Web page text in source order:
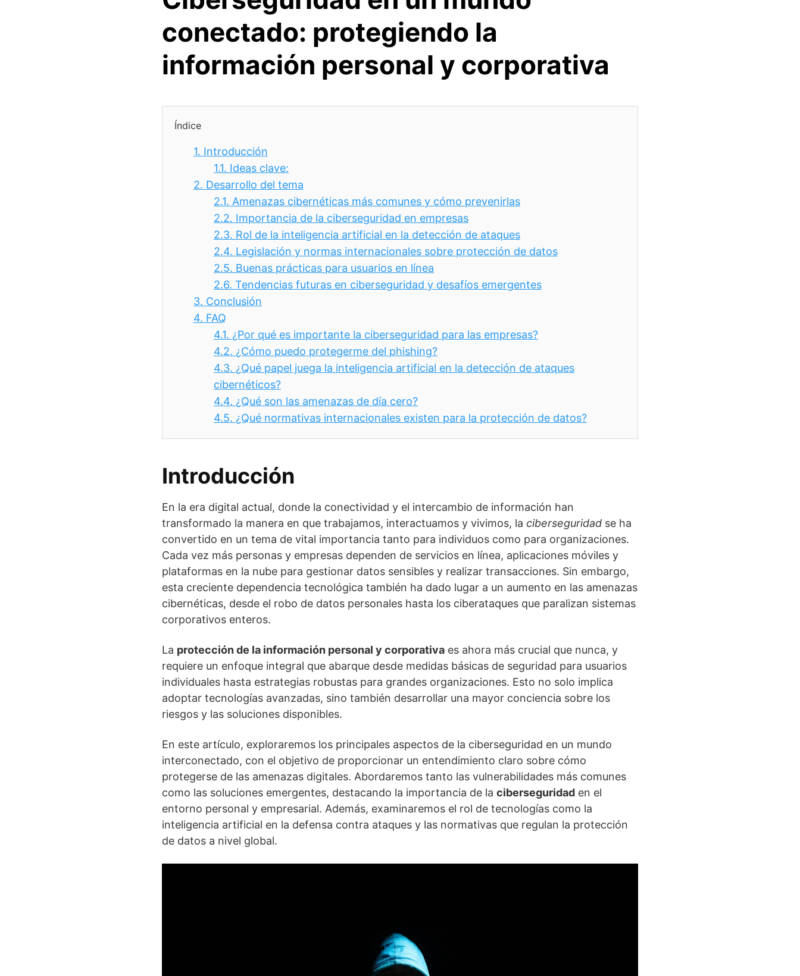
conectado: protegiendo la
información personal y corporativa
Índice
1. Introducción
1.1. Ideas clave:
2. Desarrollo del tema
2.1. Amenazas cibernéticas más comunes y cómo prevenirlas
2.2. Importancia de la ciberseguridad en empresas
2.3. Rol de la inteligencia artificial en la detección de ataques
2.4. Legislación y normas internacionales sobre protección de datos
2.5. Buenas prácticas para usuarios en línea
2.6. Tendencias futuras en ciberseguridad y desafíos emergentes
3. Conclusión
4. FAQ
4.1. ¿Por qué es importante la ciberseguridad para las empresas?
4.2. ¿Cómo puedo protegerme del phishing?
4.3. ¿Qué papel juega la inteligencia artificial en la detección de ataques
cibernéticos?
4.4. ¿Qué son las amenazas de día cero?
4.5. ¿Qué normativas internacionales existen para la protección de datos?
Introducción
En la era digital actual, donde la conectividad y el intercambio de información han
transformado la manera en que trabajamos, interactuamos y vivimos, la ciberseguridad se ha
convertido en un tema de vital importancia tanto para individuos como para organizaciones.
Cada vez más personas y empresas dependen de servicios en línea, aplicaciones móviles y
plataformas en la nube para gestionar datos sensibles y realizar transacciones. Sin embargo,
esta creciente dependencia tecnológica también ha dado lugar a un aumento en las amenazas
cibernéticas, desde el robo de datos personales hasta los ciberataques que paralizan sistemas
corporativos enteros.
La protección de la información personal y corporativa es ahora más crucial que nunca, y
requiere un enfoque integral que abarque desde medidas básicas de seguridad para usuarios
individuales hasta estrategias robustas para grandes organizaciones. Esto no solo implica
adoptar tecnologías avanzadas, sino también desarrollar una mayor conciencia sobre los
riesgos y las soluciones disponibles.
En este artículo, exploraremos los principales aspectos de la ciberseguridad en un mundo
interconectado, con el objetivo de proporcionar un entendimiento claro sobre cómo
protegerse de las amenazas digitales. Abordaremos tanto las vulnerabilidades más comunes
como las soluciones emergentes, destacando la importancia de la ciberseguridad en el
entorno personal y empresarial. Además, examinaremos el rol de tecnologías como la
inteligencia artificial en la defensa contra ataques y las normativas que regulan la protección
de datos a nivel global.